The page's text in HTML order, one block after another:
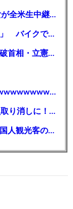
【MLB】「大谷は謙虚ではない」少女が全米生中継で突然の大谷翔平批判 サイン無視された過去明かす
【千葉】「みんなで走れて楽しかった」 バイクでバースデー集団暴走 男女５７人を書類送検 SNSで参加者募る
ガソリン減税、１兆円の財源必要 石破首相・立憲野田氏「財源は死に物狂いで確保しなければならない」「本当に死に物狂いで」
【悲報】論客米山隆一、Xで夫婦喧嘩wwwwwwwwwwww
【芸能】高橋真麻「80代で免許を全員取り消しに！」 高齢ドライバーの事故問題で、高齢者の運転免許取り消し法を提案
【🗻】「富士山きれいに撮りたい」外国人観光客のレンタカー事故が急増…「ハンドルが逆で慣れず」、道の狭さも